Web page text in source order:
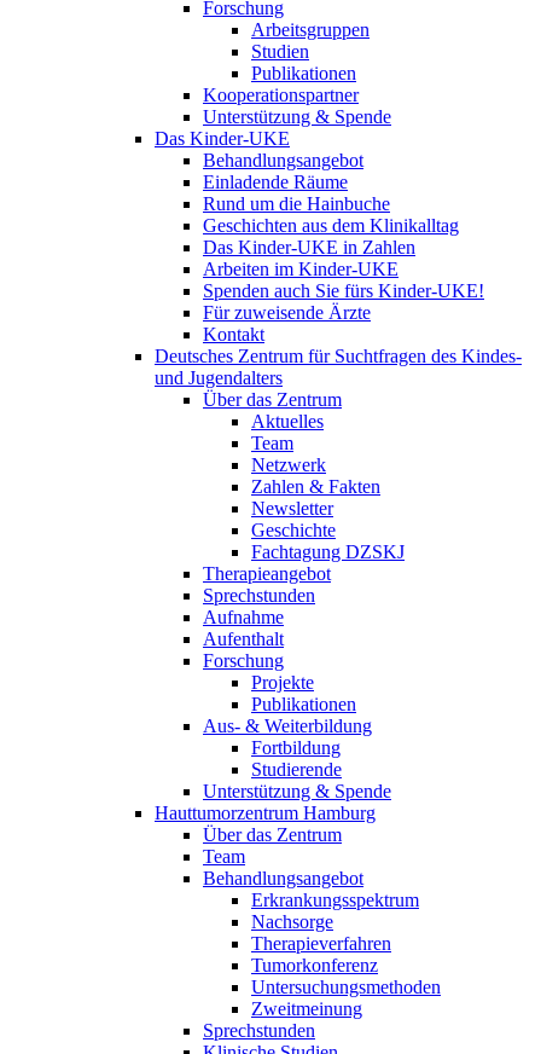
Forschung
Arbeitsgruppen
Studien
Publikationen
Kooperationspartner
Unterstützung & Spende
Das Kinder-UKE
Behandlungsangebot
Einladende Räume
Rund um die Hainbuche
Geschichten aus dem Klinikalltag
Das Kinder-UKE in Zahlen
Arbeiten im Kinder-UKE
Spenden auch Sie fürs Kinder-UKE!
Für zuweisende Ärzte
Kontakt
Deutsches Zentrum für Suchtfragen des Kindes-
und Jugendalters
Über das Zentrum
Aktuelles
Team
Netzwerk
Zahlen & Fakten
Newsletter
Geschichte
Fachtagung DZSKJ
Therapieangebot
Sprechstunden
Aufnahme
Aufenthalt
Forschung
Projekte
Publikationen
Aus- & Weiterbildung
Fortbildung
Studierende
Unterstützung & Spende
Hauttumorzentrum Hamburg
Über das Zentrum
Team
Behandlungsangebot
Erkrankungsspektrum
Nachsorge
Therapieverfahren
Tumorkonferenz
Untersuchungsmethoden
Zweitmeinung
Sprechstunden